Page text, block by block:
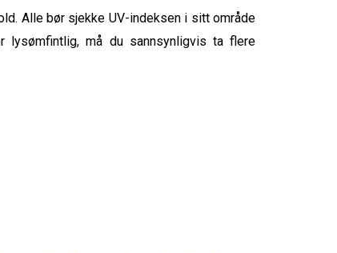
Alle bør sjekke UV-indeksen i sitt område
lysømfintlig, må du sannsynligvis ta flere